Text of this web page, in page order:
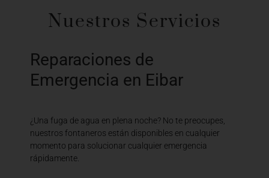
Nuestros Servicios
Reparaciones de
Emergencia en Eibar
¿Una fuga de agua en plena noche? No te preocupes,
nuestros fontaneros están disponibles en cualquier
momento para solucionar cualquier emergencia
rápidamente.